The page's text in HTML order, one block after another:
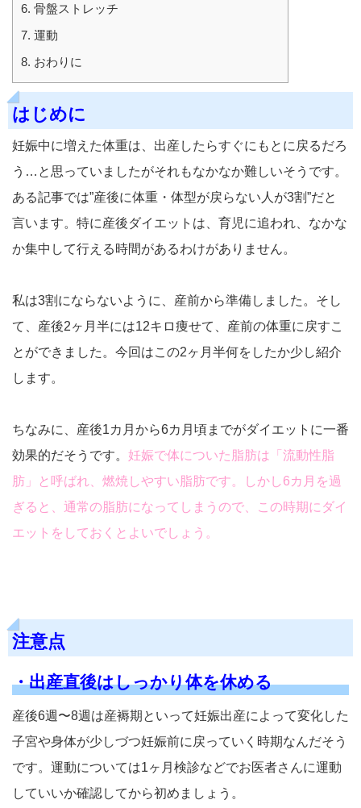
6. 骨盤ストレッチ
7. 運動
8. おわりに
はじめに
妊娠中に増えた体重は、出産したらすぐにもとに戻るだろ
う…と思っていましたがそれもなかなか難しいそうです。
ある記事では”産後に体重・体型が戻らない人が3割”だと
言います。特に産後ダイエットは、育児に追われ、なかな
か集中して行える時間があるわけがありません。
私は3割にならないように、産前から準備しました。そし
て、産後2ヶ月半には12キロ痩せて、産前の体重に戻すこ
とができました。今回はこの2ヶ月半何をしたか少し紹介
します。
ちなみに、産後1カ月から6カ月頃までがダイエットに一番
効果的だそうです。 妊娠で体についた脂肪は「流動性脂
肪」と呼ばれ、燃焼しやすい脂肪です。しかし6カ月を過
ぎると、通常の脂肪になってしまうので、この時期にダイ
エットをしておくとよいでしょう。
注意点
・出産直後はしっかり体を休める
産後6週〜8週は産褥期といって妊娠出産によって変化した
子宮や身体が少しづつ妊娠前に戻っていく時期なんだそう
です。運動については1ヶ月検診などでお医者さんに運動
していいか確認してから初めましょう。